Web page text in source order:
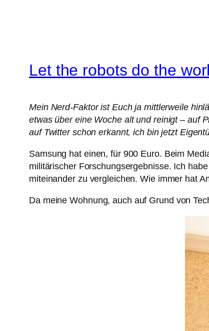
Let the robots do the
Mein Nerd-Faktor ist Euch ja mittlerweile
etwas über eine Woche alt und reinigt – auf
auf Twitter schon erkannt, ich bin jetzt
Samsung hat einen, für 900 Euro. Beim
militärischer Forschungsergebnisse. Ich
miteinander zu vergleichen. Wie immer hat
Da meine Wohnung, auch auf Grund von